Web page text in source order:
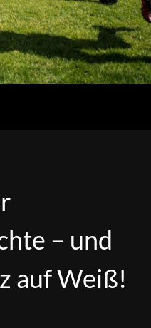
– und
auf Weiß!